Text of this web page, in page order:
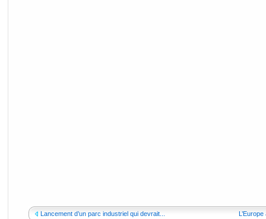
Lancement d’un parc industriel qui devrait...